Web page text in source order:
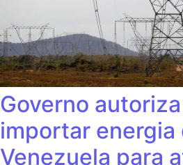
Governo
importar energia
Venezuela para